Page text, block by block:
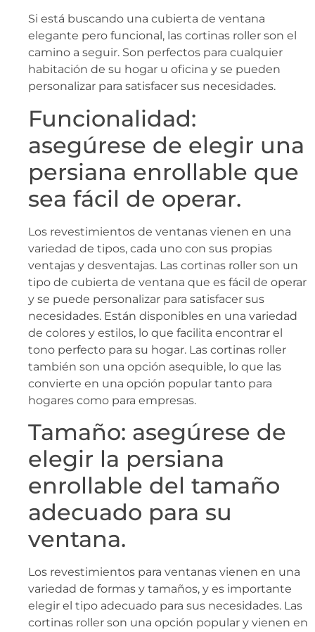
Si está buscando una cubierta de ventana
elegante pero funcional, las cortinas roller son el
camino a seguir. Son perfectos para cualquier
habitación de su hogar u oficina y se pueden
personalizar para satisfacer sus necesidades.
Funcionalidad:
asegúrese de elegir una
persiana enrollable que
sea fácil de operar.
Los revestimientos de ventanas vienen en una
variedad de tipos, cada uno con sus propias
ventajas y desventajas. Las cortinas roller son un
tipo de cubierta de ventana que es fácil de operar
y se puede personalizar para satisfacer sus
necesidades. Están disponibles en una variedad
de colores y estilos, lo que facilita encontrar el
tono perfecto para su hogar. Las cortinas roller
también son una opción asequible, lo que las
convierte en una opción popular tanto para
hogares como para empresas.
Tamaño: asegúrese de
elegir la persiana
enrollable del tamaño
adecuado para su
ventana.
Los revestimientos para ventanas vienen en una
variedad de formas y tamaños, y es importante
elegir el tipo adecuado para sus necesidades. Las
cortinas roller son una opción popular y vienen en